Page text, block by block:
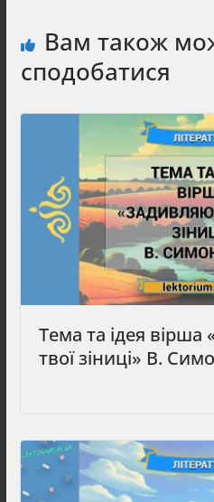
Вам також
сподобатися
Тема та ідея
твої зіниці» В.